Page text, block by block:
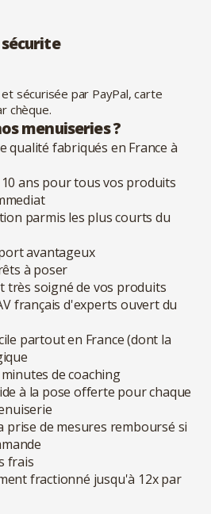
sécurisée par PayPal, carte
chèque.
menuiseries ?
qualité fabriqués en France à
ans pour tous vos produits
parmis les plus courts du
avantageux
à poser
très soigné de vos produits
français d'experts ouvert du
partout en France (dont la
de coaching
à la pose offerte pour chaque
prise de mesures remboursé si
frais
fractionné jusqu'à 12x par